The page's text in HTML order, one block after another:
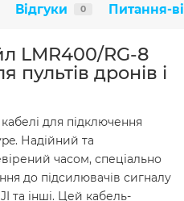
Відгуки 0 Питання-
LMR400/RG-8
пультів дронів і
для підключення
Надійний та
часом, спеціально
до підсилювачів сигналу
та інші. Цей кабель-